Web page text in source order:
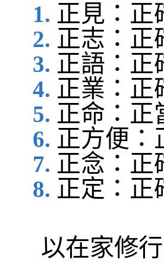
正見：正
正志：正
正語：正
正業：正
正命：正
正方便：
正念：正
正定：正
以在家修